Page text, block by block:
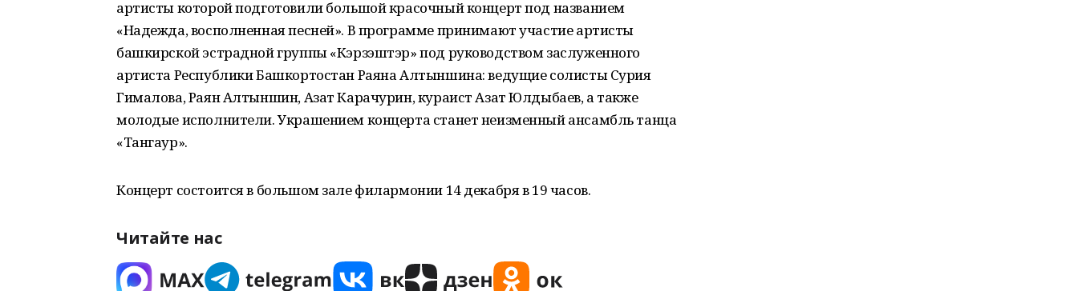
артисты которой подготовили большой красочный концерт под названием
«Надежда, восполненная песней». В программе принимают участие артисты
башкирской эстрадной группы «Кэрзэштэр» под руководством заслуженного
артиста Республики Башкортостан Раяна Алтыншина: ведущие солисты Сурия
Гималова, Раян Алтыншин, Азат Карачурин, кураист Азат Юлдыбаев, а также
молодые исполнители. Украшением концерта станет неизменный ансамбль танца
«Тангаур».
Концерт состоится в большом зале филармонии 14 декабря в 19 часов.
Читайте нас